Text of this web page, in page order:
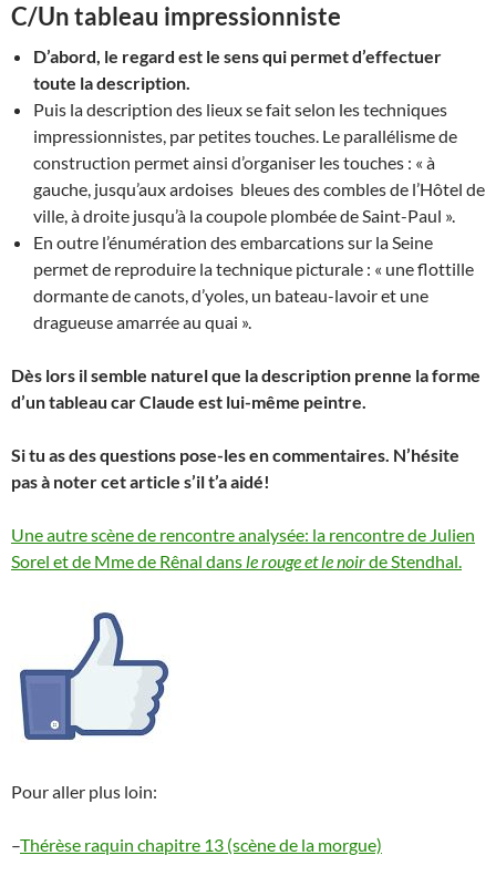
C/Un tableau impressionniste
D’abord, le regard est le sens qui permet d’effectuer
toute la description.
Puis la description des lieux se fait selon les techniques
impressionnistes, par petites touches. Le parallélisme de
construction permet ainsi d’organiser les touches : « à
gauche, jusqu’aux ardoises bleues des combles de l’Hôtel de
ville, à droite jusqu’à la coupole plombée de Saint-Paul ».
En outre l’énumération des embarcations sur la Seine
permet de reproduire la technique picturale : « une flottille
dormante de canots, d’yoles, un bateau-lavoir et une
dragueuse amarrée au quai ».
Dès lors il semble naturel que la description prenne la forme
d’un tableau car Claude est lui-même peintre.
Si tu as des questions pose-les en commentaires. N’hésite
pas à noter cet article s’il t’a aidé!
Une autre scène de rencontre analysée: la rencontre de Julien
Sorel et de Mme de Rênal dansle rouge et le noirde Stendhal.
Pour aller plus loin:
–Thérèse raquin chapitre 13 (scène de la morgue)